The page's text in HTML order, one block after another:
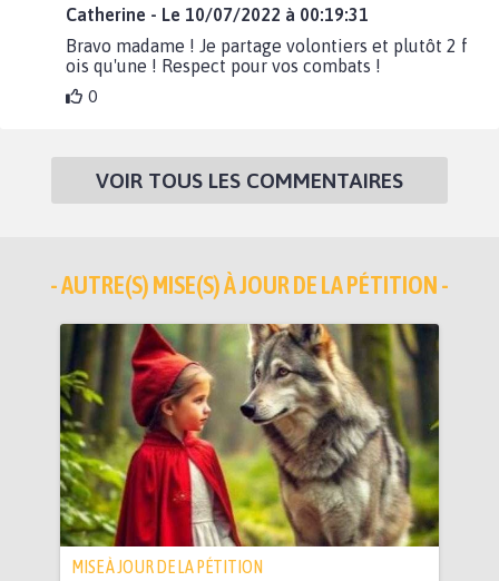
Catherine - Le 10/07/2022 à 00:19:31
Bravo madame ! Je partage volontiers et plutôt 2 f
ois qu'une ! Respect pour vos combats !
0
VOIR TOUS LES COMMENTAIRES
- AUTRE(S) MISE(S) À JOUR DE LA PÉTITION -
MISE À JOUR DE LA PÉTITION